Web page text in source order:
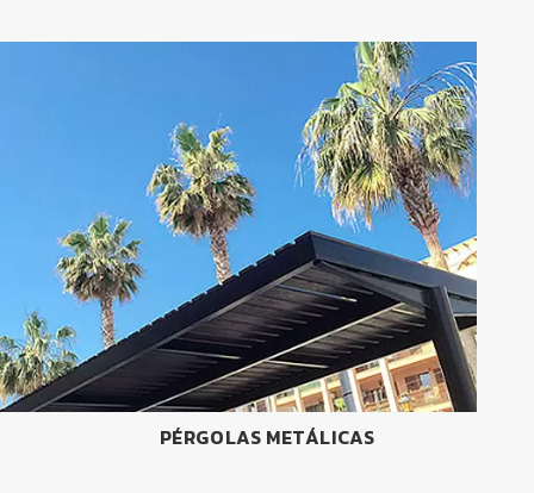
PÉRGOLAS METÁLICAS